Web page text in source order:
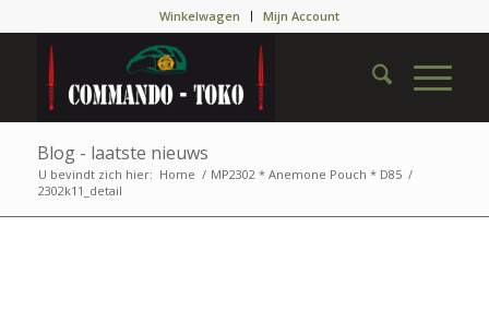
Winkelwagen Mijn Account
Blog - laatste nieuws
U bevindt zich hier: Home / MP2302 * Anemone Pouch * D85 /
2302k11_detail